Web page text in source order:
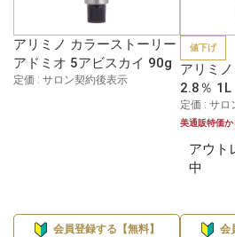
アリミノ カラーストーリー
アドミオ 5アビスカイ 90g
定価 : サロン契約後表示
会員登録する【無料】
値下げ
アリミ
2.8％ 1L
定価 : サロ
美通販特価か
アウト
中
会